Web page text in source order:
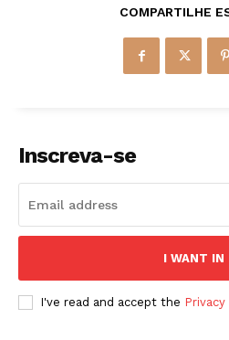
COMPARTILHE
Inscreva-se
I WANT IN
I've read and accept the